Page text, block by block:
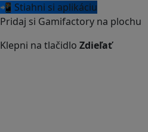
📲 Stiahni si aplikáciu
Pridaj si Gamifactory na plochu
Klepni na tlačidlo Zdieľať